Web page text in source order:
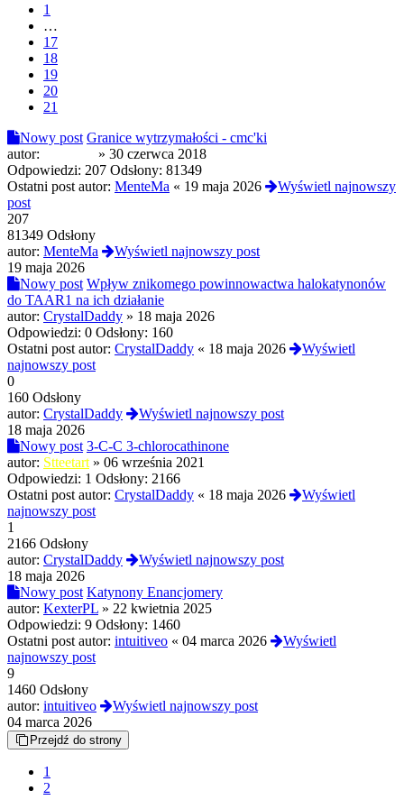
1
…
17
18
19
20
21
Nowy post Granice wytrzymałości - cmc'ki
autor:
» 30 czerwca 2018
Odpowiedzi: 207 Odsłony: 81349
Ostatni post autor: MenteMa « 19 maja 2026
Wyświetl najnowszy
post
207
81349 Odsłony
autor: MenteMa
Wyświetl najnowszy post
19 maja 2026
Nowy post Wpływ znikomego powinnowactwa halokatynonów
do TAAR1 na ich działanie
autor: CrystalDaddy » 18 maja 2026
Odpowiedzi: 0 Odsłony: 160
Ostatni post autor: CrystalDaddy « 18 maja 2026
Wyświetl
najnowszy post
0
160 Odsłony
autor: CrystalDaddy
Wyświetl najnowszy post
18 maja 2026
Nowy post 3-C-C 3-chlorocathinone
autor: Stteetart » 06 września 2021
Odpowiedzi: 1 Odsłony: 2166
Ostatni post autor: CrystalDaddy « 18 maja 2026
Wyświetl
najnowszy post
1
2166 Odsłony
autor: CrystalDaddy
Wyświetl najnowszy post
18 maja 2026
Nowy post Katynony Enancjomery
autor: KexterPL » 22 kwietnia 2025
Odpowiedzi: 9 Odsłony: 1460
Ostatni post autor: intuitiveo « 04 marca 2026
Wyświetl
najnowszy post
9
1460 Odsłony
autor: intuitiveo
Wyświetl najnowszy post
04 marca 2026
Przejdź do strony
1
2